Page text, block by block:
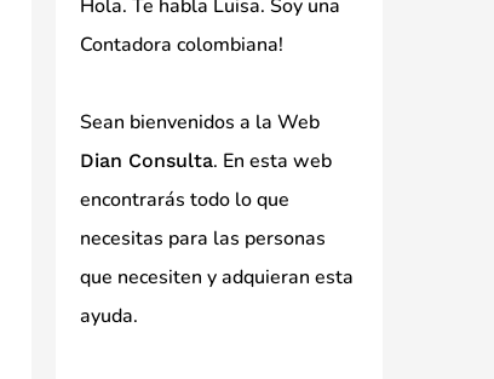
Hola. Te habla Luisa. Soy una
Contadora colombiana!
Sean bienvenidos a la Web
Dian Consulta. En esta web
encontrarás todo lo que
necesitas para las personas
que necesiten y adquieran esta
ayuda.